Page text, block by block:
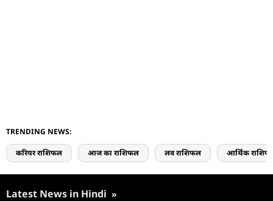
TRENDING NEWS:
करियर राशिफल आज का राशिफल लव राशिफल आर्थिक
Latest News in Hindi »